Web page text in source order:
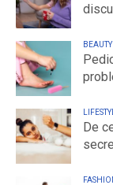
BEAUTY
De